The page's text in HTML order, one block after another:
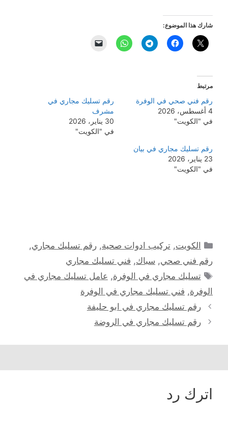
شارك هذا الموضوع:
مرتبط
رقم فني صحي في الوفرة
4 أغسطس، 2026
في "الكويت"
رقم تسليك مجاري في
مشرف
30 يناير، 2026
في "الكويت"
رقم تسليك مجاري في بيان
23 يناير، 2026
في "الكويت"
التصنيفات
الكويت,تركيب ادوات صحية,رقم تسليك مجاري,
رقم فني صحي, سباك, فني تسليك مجاري
الوسوم
تسليك مجاري في الوفرة, عامل تسليك مجاري في
الوفرة, فني تسليك مجاري في الوفرة
رقم تسليك مجاري في ابو حليفة
رقم تسليك مجاري في الروضة
اترك رد